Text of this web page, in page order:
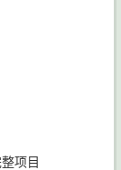
项目